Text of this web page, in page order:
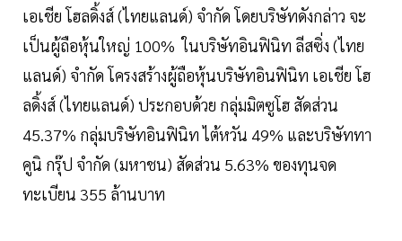
เอเชีย โฮลดิ้งส์ (ไทยแลนด์) จำกัด โดยบริษัทดังกล่าว จะ
เป็นผู้ถือหุ้นใหญ่ 100% ในบริษัทอินฟินิท ลีสซิ่ง (ไทย
แลนด์) จำกัด โครงสร้างผู้ถือหุ้นบริษัทอินฟินิท เอเชีย โฮ
ลดิ้งส์ (ไทยแลนด์) ประกอบด้วย กลุ่มมิตซูโฮ สัดส่วน
45.37% กลุ่มบริษัทอินฟินิท ไต้หวัน 49% และบริษัททา
คูนิ กรุ๊ป จำกัด (มหาชน) สัดส่วน 5.63% ของทุนจด
ทะเบียน 355 ล้านบาท